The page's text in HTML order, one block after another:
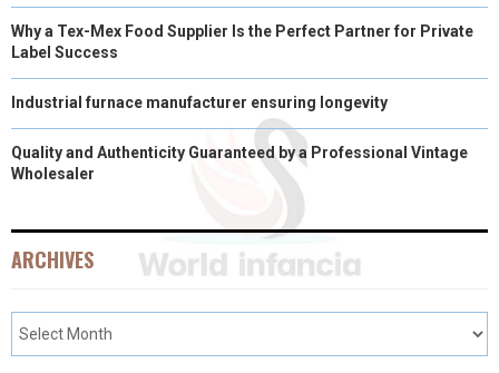
Why a Tex-Mex Food Supplier Is the Perfect Partner for Private
Label Success
Industrial furnace manufacturer ensuring longevity
Quality and Authenticity Guaranteed by a Professional Vintage
Wholesaler
ARCHIVES